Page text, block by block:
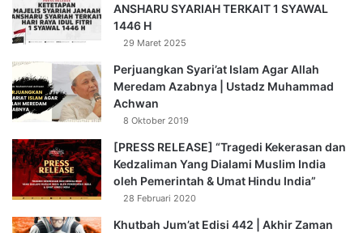
ANSHARU SYARIAH TERKAIT 1 SYAWAL
1446 H
29 Maret 2025
Perjuangkan Syari’at Islam Agar Allah
Meredam Azabnya | Ustadz Muhammad
Achwan
8 Oktober 2019
[PRESS RELEASE] “Tragedi Kekerasan dan
Kedzaliman Yang Dialami Muslim India
oleh Pemerintah & Umat Hindu India”
28 Februari 2020
Khutbah Jum’at Edisi 442 | Akhir Zaman